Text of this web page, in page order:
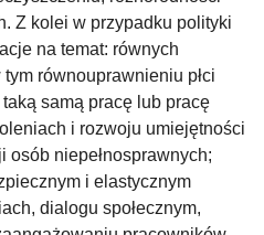
Z kolei w przypadku polityki
na temat: równych
równouprawnieniu płci
samą pracę lub pracę
i rozwoju umiejętności
osób niepełnosprawnych;
i elastycznym
dialogu społecznym,